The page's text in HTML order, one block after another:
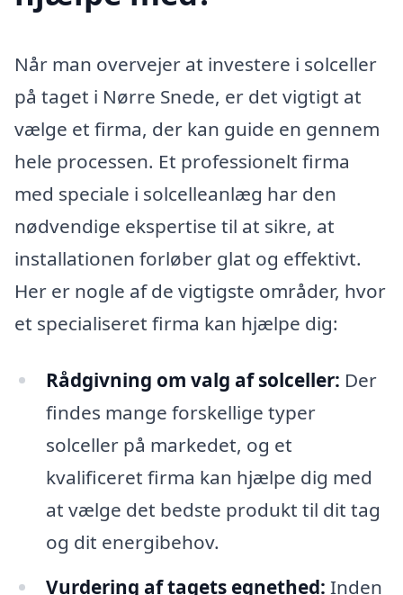
Når man overvejer at investere i solceller
på taget i Nørre Snede, er det vigtigt at
vælge et firma, der kan guide en gennem
hele processen. Et professionelt firma
med speciale i solcelleanlæg har den
nødvendige ekspertise til at sikre, at
installationen forløber glat og effektivt.
Her er nogle af de vigtigste områder, hvor
et specialiseret firma kan hjælpe dig:
Rådgivning om valg af solceller: Der
findes mange forskellige typer
solceller på markedet, og et
kvalificeret firma kan hjælpe dig med
at vælge det bedste produkt til dit tag
og dit energibehov.
Vurdering af tagets egnethed: Inden